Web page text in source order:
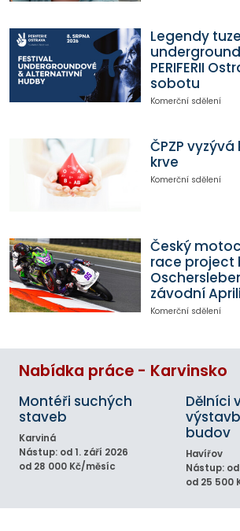
Legendy
PERIFERII
sobotu
Komerční sdělení
ČPZP
krve
Komerční sdělení
Český
race project
závodní
Komerční sdělení
Nabídka práce - Karvinsko
Montéři suchých
staveb
Karviná
Nástup: od 1. září 2026
od 28 000 Kč/měsíc
Dělníci
budov
Havířov
Nástup: od
od 25 500